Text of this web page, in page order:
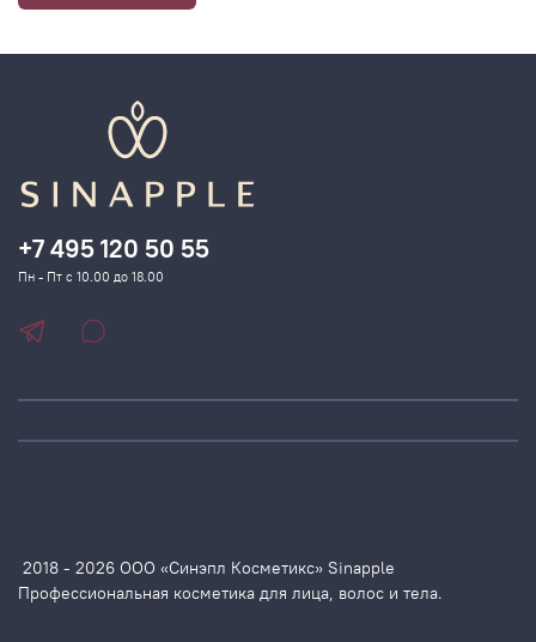
+7 495 120 50 55
Пн - Пт с 10.00 до 18.00
2018 - 2026 ООО «Синэпл Косметикс» Sinapple
Профессиональная косметика для лица, волос и тела.